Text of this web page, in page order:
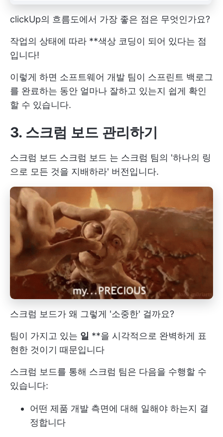
clickUp의 흐름도에서 가장 좋은 점은 무엇인가요?
작업의 상태에 따라 **색상 코딩이 되어 있다는 점
입니다!
이렇게 하면 소프트웨어 개발 팀이 스프린트 백로그
를 완료하는 동안 얼마나 잘하고 있는지 쉽게 확인
할 수 있습니다.
3. 스크럼 보드 관리하기
스크럼 보드 스크럼 보드 는 스크럼 팀의 '하나의 링
으로 모든 것을 지배하라' 버전입니다.
스크럼 보드가 왜 그렇게 '소중한' 걸까요?
팀이 가지고 있는 일 **을 시각적으로 완벽하게 표
현한 것이기 때문입니다
스크럼 보드를 통해 스크럼 팀은 다음을 수행할 수
있습니다:
어떤 제품 개발 측면에 대해 일해야 하는지 결
정합니다